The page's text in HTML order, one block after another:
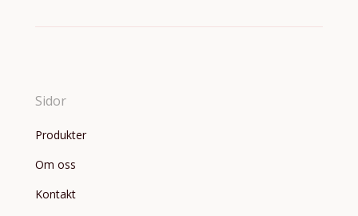
Sidor
Produkter
Om oss
Kontakt